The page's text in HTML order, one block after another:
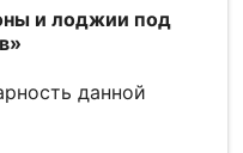
и лоджии под
данной
и максимально